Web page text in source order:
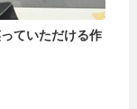
ていただける作